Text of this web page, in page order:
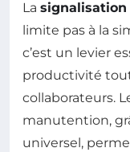
La
limite pas à la
c’est un levier
productivité
collaborateurs.
manutention,
universel,